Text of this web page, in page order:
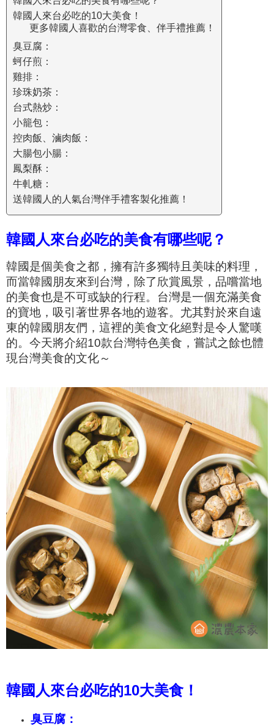
韓國人來台必吃的10大美食！
更多韓國人喜歡的台灣零食、伴手禮推薦！
臭豆腐：
蚵仔煎：
雞排：
珍珠奶茶：
台式熱炒：
小籠包：
控肉飯、滷肉飯：
大腸包小腸：
鳳梨酥：
牛軋糖：
送韓國人的人氣台灣伴手禮客製化推薦！
韓國人來台必吃的美食有哪些呢？
韓國是個美食之都，擁有許多獨特且美味的料理，
而當韓國朋友來到台灣，除了欣賞風景，品嚐當地
的美食也是不可或缺的行程。 台灣是一個充滿美食
的寶地，吸引著世界各地的遊客。尤其對於來自遠
東的韓國朋友們，這裡的美食文化絕對是令人驚嘆
的。今天將介紹10款台灣特色美食，嘗試之餘也體
現台灣美食的文化～
韓國人來台必吃的10大美食！
臭豆腐：